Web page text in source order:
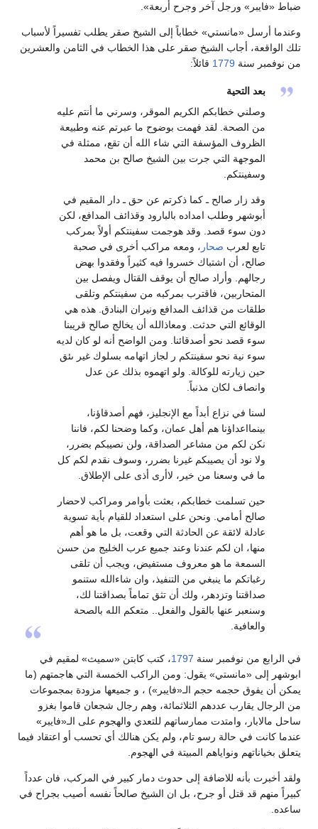
ضباط «فايبر» ورجل آخر وجرح أربعة».
وعندما أرسل «مانستي» خطاباً إلى الشيخ صقر يطلب تفسيراً لأسباب
تلك الواقعة، أجاب الشيخ صقر على هذا الخطاب في الثامن والعشرين
من نوفمبر سنة 1779 قائلاً:
بعد التحية
وصلني خطابكم الكريم الموقر، وسرني ما أنتم عليه
من الصحة. لقد فهمت بوضوح ما عبرتم عنه وطبيعة
الظروف المؤسفة التي شاء الله أن تقع، ممثلة في
الموجهة التي جرت بين الشيخ صالح بن محمد
وسفينتكم.
وقد زار صالح ـ كما ذكرتم عن حق ـ دار المقيم في
أبوشهر وطلب امداده بالبارود وقذائف المدافع، لكن
دون سوء قصد. وقد هوجمت سفينتكم أولاً بمركب
تابع لعرب صحار ، ومعه مراكب أخرى في صحبة
صالح، أن اشتباك خسروا فيه كثيراً وفقدوا بهض
رجالهم. وأراد صالح أن يوقف القتال ويفصل بين
المتحاربين، فاقترب بمركبه من سفينتكم وتلقى
طلقات من قذائف المدافع ونيران البنادق. هذه هي
الوقائع التي حدثت. ومعاذالله أن يخالج صالح قريبنا
سوء قصد نحو أصدقائنا. ومن الواضح أنه لو كان لديه
سوء نية نحو سفينتكم ر لجاز اتهامه بسلوك غير ىئق
حين زيارته للوكالة. ولو اتهموه بذلك عن عدل
وانصاف لكان مذنباً.
لسنا في نزاع أبداً مع الإنجليز، فهم أصدقاؤنا،
بينمااعداؤنا هم أهل عمان، وكما وضحنا لكم، فاننا
نكن لكم من مشاعر الصداقة، ولن نصيبكم بضرر،
ولا نود أن يصيبكم غيرنا بضرر، وسوف نقدم لكم كل
ما في وسعنا من خير، لاأرى أذى على الإطلاق.
حين تسلمت خطابكم، بعثت بأوامر ومراكب لاحضار
صالح أمامي. ونحن على استعداد للقيام بأية تسوية
عادلة لائقة عن الحادثة التي وقعت، بل ما هو أهم
منها، ان لكم عندنا وعند جميع عرب الخليج من حسن
السمعة ما هو معروف مستفيض، ويجب أن تلقى
رغباتكم ما ينبغي من التنفيذ، وان شاءالله ستنمو
صداقتنا وتزدهر، ولك أن تثق تماماً بصداقتنا لك،
وسنعبر عنها بالقول والفعل.. متعكم الله بالصحة
والعافية.
في الرابع من نوفمبر سنة 1797، كتب كابتن «سميث» لمقيم في
ابوشهر إلى «مانستي» يقول: ومن الراكب الخمسة التي هاجمتهم (ما
يمكن أن يفوق حجمه حجم الـ«فايبر») ، و جميعها مزودة بمجموعات
من الرجال يقارب عددهم الثلاثمائة، وهم رجال شجعان قاموا بغزو
ساحل مالابار، وامتدت ممارساتهم للتعدي والهجوم على الـ«فايبر»
عندما كانت في حالة رسو تام، ولم يكن هنالك أي تحسب أو اعتقاد فيما
يتعلق بخياناتهم ونواياهم المبيتة في الهجوم.
ولقد أخبرت بأنه للاضافة إلى حدوث دمار كبير في المركب، فان عدداً
كبيراً منهم قد قتل أو جرح، بل ان الشيخ صالحاً نفسه أصيب بجراح في
ساعده.